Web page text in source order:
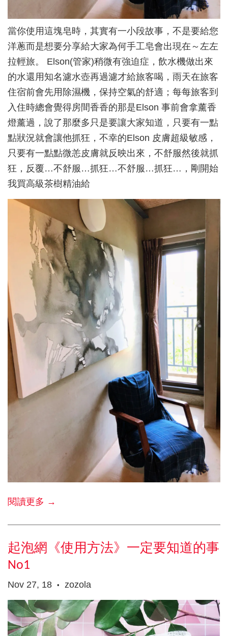
當你使用這塊皂時，其實有一小段故事，不是要給您
洋蔥而是想要分享給大家為何手工皂會出現在～左左
拉輕旅。 Elson(管家)稍微有強迫症，飲水機做出來
的水還用知名濾水壺再過濾才給旅客喝，雨天在旅客
住宿前會先用除濕機，保持空氣的舒適；每每旅客到
入住時總會覺得房間香香的那是Elson 事前會拿薰香
燈薰過，說了那麼多只是要讓大家知道，只要有一點
點狀況就會讓他抓狂，不幸的Elson 皮膚超級敏感，
只要有一點點微恙皮膚就反映出來，不舒服然後就抓
狂，反覆…不舒服…抓狂…不舒服…抓狂…，剛開始
我買高級茶樹精油給
閱讀更多 →
起泡網《使用方法》一定要知道的事
No1
Nov 27, 18 • zozola